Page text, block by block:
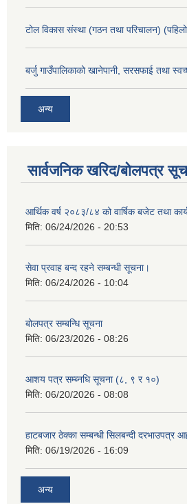
टोल विकास संस्था (गठन तथा परिचालन)
बर्जु गाउँपालिकाको खानेपानी, सरसफाई तथा
अन्य
सार्वजनिक खरिद/बोलपत्र
आर्थिक वर्ष २०८३/८४ को वार्षिक बजेट तथा
मिति: 06/24/2026 - 20:53
सेवा प्रवाह बन्द रहने सम्बन्धी सूचना।
मिति: 06/24/2026 - 10:04
बोलपत्र सम्बन्धि सूचना
मिति: 06/23/2026 - 08:26
आशय पत्र सम्ब्नधि सूचना (८, ९ र १०)
मिति: 06/20/2026 - 08:08
हाटबजार ठेक्का सम्बन्धी सिलबन्दी दरभाउपत्र
मिति: 06/19/2026 - 16:09
अन्य